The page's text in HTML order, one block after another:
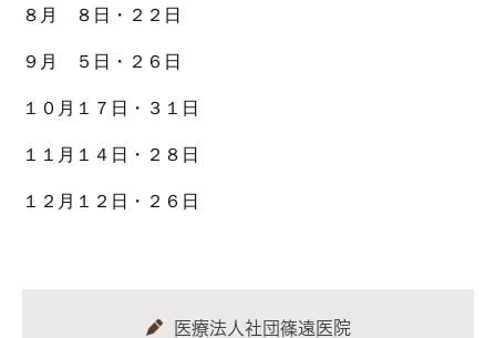
８月 ８日・２２日
９月 ５日・２６日
１０月１７日・３１日
１１月１４日・２８日
１２月１２日・２６日
医療法人社団篠遠医院